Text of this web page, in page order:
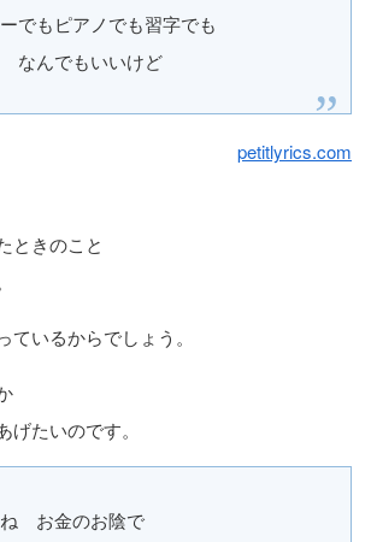
でもピアノでも習字でも
なんでもいいけど
petitlyrics.com
ときのこと
ているからでしょう。
げたいのです。
お金のお陰で